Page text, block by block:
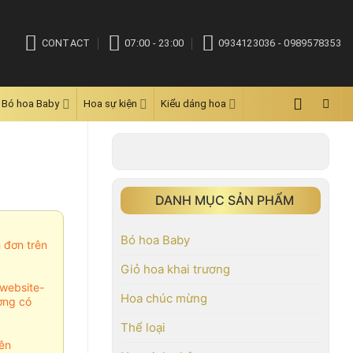
CONTACT 07:00 - 23:00 0934123036 - 0989578353
Bó hoa Baby Hoa sự kiện Kiểu dáng hoa
DANH MỤC SẢN PHẨM
Bó hoa Baby
Giỏ hoa khai trương
Hoa chúc mừng
Thể loại
đơn trên
có